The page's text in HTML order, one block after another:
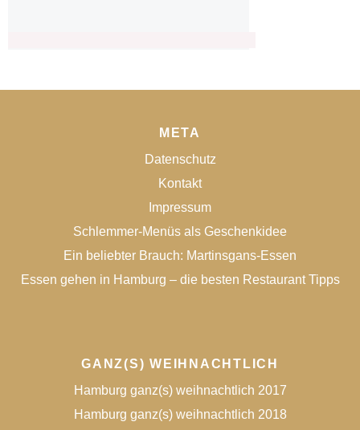
META
Datenschutz
Kontakt
Impressum
Schlemmer-Menüs als Geschenkidee
Ein beliebter Brauch: Martinsgans-Essen
Essen gehen in Hamburg – die besten Restaurant Tipps
GANZ(S) WEIHNACHTLICH
Hamburg ganz(s) weihnachtlich 2017
Hamburg ganz(s) weihnachtlich 2018